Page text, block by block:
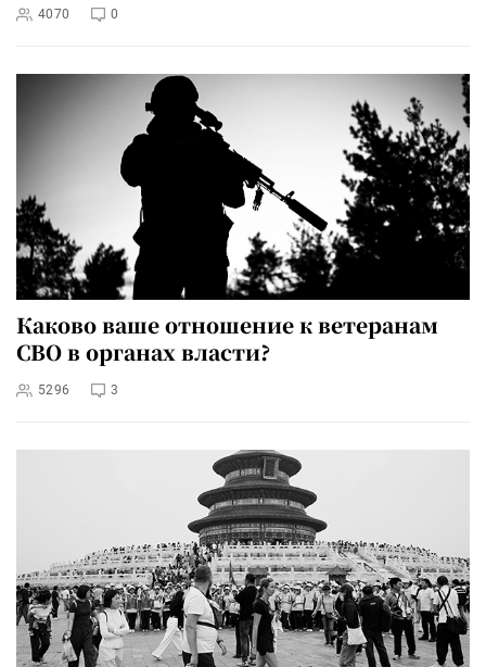
4070 0
Каково ваше отношение к ветеранам
СВО в органах власти?
5296 3